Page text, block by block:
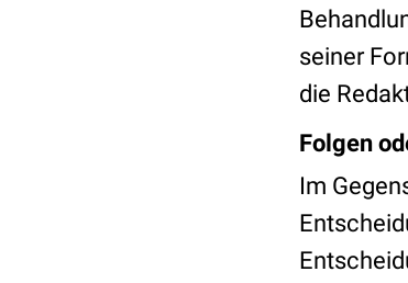
seiner
die
Folgen
Im